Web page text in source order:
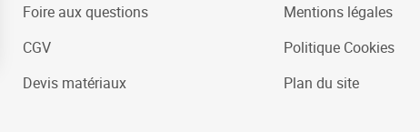
Foire aux questions
CGV
Devis matériaux
Mentions légales
Politique Cookies
Plan du site